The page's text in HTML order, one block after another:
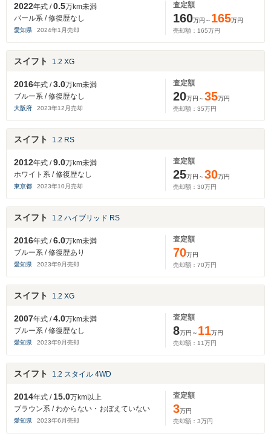
2022年式 /0.5万km未満
パール系 / 修復歴なし
愛知県 2024年1 月売却
査定額
160万円～ 165万円
売却額： 165万円
スイフト 1.2 XG
2016年式 /3.0万km未満
ブルー系 / 修復歴なし
大阪府 2023年12 月売却
査定額
20万円～35万円
売却額： 35万円
スイフト 1.2 RS
2012年式 /9.0万km未満
ホワイト系 / 修復歴なし
東京都 2023年10 月売却
査定額
25万円～30万円
売却額： 30万円
スイフト 1.2 ハイブリッド RS
2016年式 /6.0万km未満
ブルー系 / 修復歴あり
愛知県 2023年9 月売却
査定額
70万円
売却額： 70万円
スイフト 1.2 XG
2007年式 /4.0万km未満
ブルー系 / 修復歴なし
愛知県 2023年9 月売却
査定額
8万円～ 11万円
売却額： 11万円
スイフト 1.2 スタイル 4WD
2014年式 /15.0万km以上
ブラウン系 / わからない・おぼえていない
愛知県 2023年6 月売却
査定額
3万円
売却額： 3万円